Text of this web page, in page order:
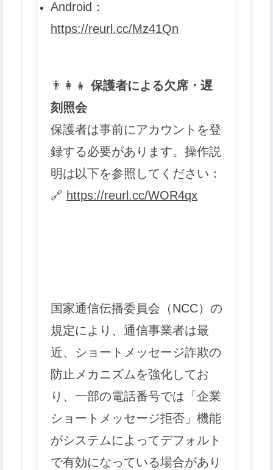
Android ：
https://reurl.cc/Mz41Qn
👨 👩 👧 保護者による欠席・遅
刻照会
保護者は事前にアカウントを登
録する必要があります。操作説
明は以下を参照してください：
🔗 https://reurl.cc/WOR4qx
国家通信伝播委員会（NCC）の
規定により、通信事業者は最
近、ショートメッセージ詐欺の
防止メカニズムを強化してお
り、一部の電話番号では「企業
ショートメッセージ拒否」機能
がシステムによってデフォルト
で有効になっている場合があり